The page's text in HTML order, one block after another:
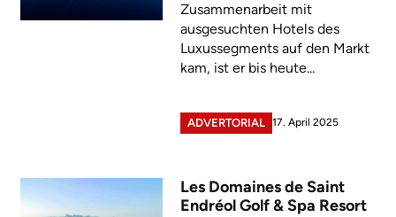
Zusammenarbeit mit
ausgesuchten Hotels des
Luxussegments auf den Markt
kam, ist er bis heute...
ADVERTORIAL 17. April 2025
Les Domaines de Saint
Endréol Golf & Spa Resort